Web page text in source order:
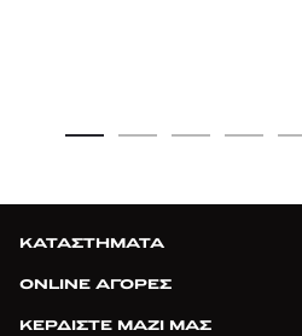
ΚΑΤΑΣΤΗΜΑΤΑ
ONLINE ΑΓΟΡΕΣ
ΚΕΡΔΙΣΤΕ ΜΑΖΙ ΜΑΣ